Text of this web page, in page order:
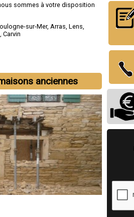
sommes à votre disposition
sur-Mer, Arras ,Lens
,Carvin
anciennes